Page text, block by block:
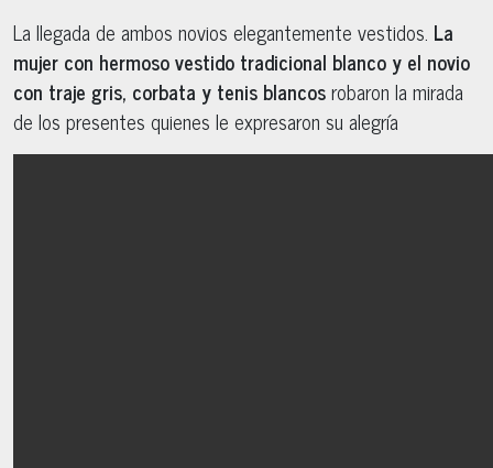
La llegada de ambos novios elegantemente vestidos. La
mujer con hermoso vestido tradicional blanco y el novio
con traje gris, corbata y tenis blancosrobaron la mirada
de los presentes quienes le expresaron su alegría